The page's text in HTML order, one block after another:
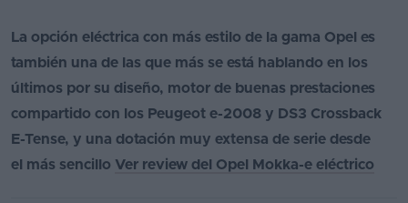
La opción eléctrica con más estilo de la gama Opel es
también una de las que más se está hablando en los
últimos por su diseño, motor de buenas prestaciones
compartido con los Peugeot e-2008 y DS3 Crossback
E-Tense, y una dotación muy extensa de serie desde
el más sencillo Ver review del Opel Mokka-e eléctrico